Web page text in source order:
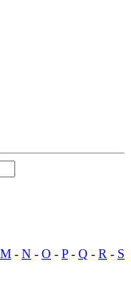
M - N - O - P- Q - R - S